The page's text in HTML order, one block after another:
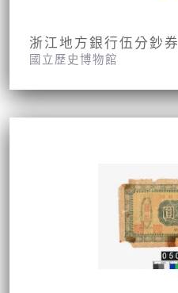
浙江地方銀行伍分鈔券
國立歷史博物館